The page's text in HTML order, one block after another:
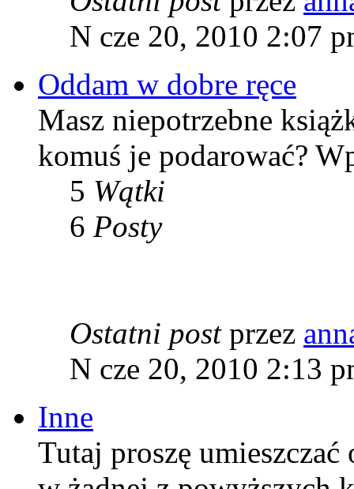
N cze 20, 2010 2:07
Oddam w dobre ręce
Masz niepotrzebne
komuś je podarować?
5 Wątki
6 Posty
Ostatni postprzez
N cze 20, 2010 2:13
Inne
Tutaj proszę umieszczać